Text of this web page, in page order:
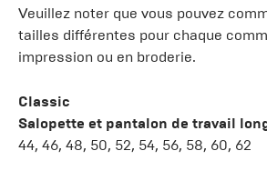
Veuillez noter que vous pouvez
tailles différentes pour chaque
impression ou en broderie.
Classic
Salopette et pantalon de travail
44, 46, 48, 50, 52, 54, 56, 58, 60, 62